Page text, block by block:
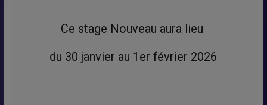
Ce stage Nouveau aura lieu
du 30 janvier au 1er février 2026